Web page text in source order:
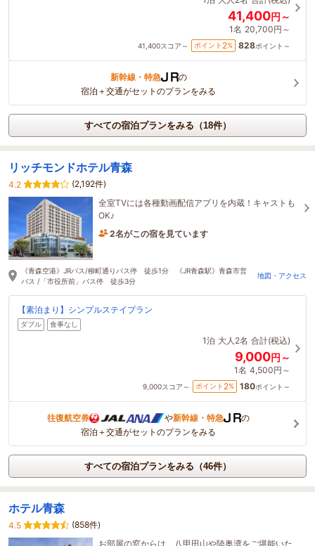
41,400円～
1名 20,700円～
41,400スコア～ ポイント 2% 828ポイント～
新幹線・特急
の
宿泊＋交通がセットのプランをみる
すべての宿泊プランをみる（18件）
リッチモンドホテル青森
4.2
(2,192件)
全室TVには各種動画配信アプリを内蔵！キャストも
OK♪
2名がこの宿を見ています
《青森空港》JRバス/柳町通りバス停 徒歩1分 《JR青森駅》青森市営
バス /「市役所前」バス停 徒歩3分
地図・アクセス
【素泊まり】シンプルステイプラン
ダブル 食事なし
1泊 大人2名 合計(税込)
9,000円～
1名 4,500円～
9,000スコア～ ポイント 2% 180ポイント～
往復航空券 や新幹線・特急
の
宿泊＋交通がセットのプランをみる
すべての宿泊プランをみる（46件）
ホテル青森
4.5
(858件)
お部屋の窓からは、八甲田山や陸奥湾をご堪能いた